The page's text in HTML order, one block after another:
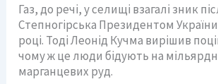
Газ, до речі, у селищі взагалі зник
Степногірська Президентом
році. Тоді Леонід Кучма вирішив
чому ж це люди бідують на
марганцевих руд.